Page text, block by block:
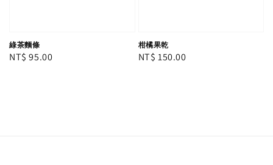
綠茶麵條
Regular
NT$ 95.00
柑橘果乾
Regular
NT$ 150.00